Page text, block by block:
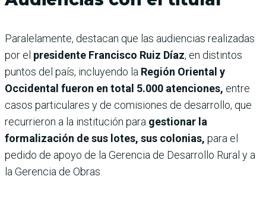
Paralelamente, destacan que las audiencias realizadas
por el presidente Francisco Ruiz Díaz, en distintos
puntos del país, incluyendo la Región Oriental y
Occidental fueron en total 5.000 atenciones, entre
casos particulares y de comisiones de desarrollo, que
recurrieron a la institución para gestionar la
formalización de sus lotes, sus colonias, para el
pedido de apoyo de la Gerencia de Desarrollo Rural y a
la Gerencia de Obras.